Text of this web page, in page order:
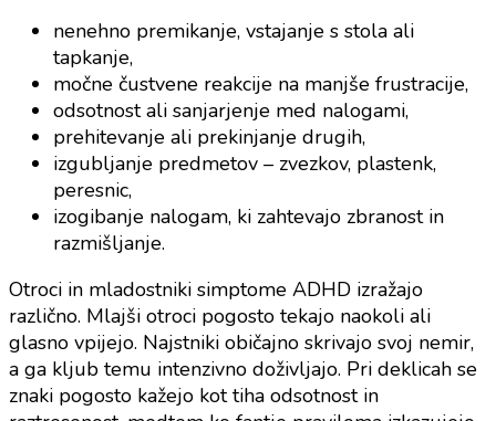
nenehno premikanje, vstajanje s stola ali
tapkanje,
močne čustvene reakcije na manjše frustracije,
odsotnost ali sanjarjenje med nalogami,
prehitevanje ali prekinjanje drugih,
izgubljanje predmetov – zvezkov, plastenk,
peresnic,
izogibanje nalogam, ki zahtevajo zbranost in
razmišljanje.
Otroci in mladostniki simptome ADHD izražajo
različno. Mlajši otroci pogosto tekajo naokoli ali
glasno vpijejo. Najstniki običajno skrivajo svoj nemir,
a ga kljub temu intenzivno doživljajo. Pri deklicah se
znaki pogosto kažejo kot tiha odsotnost in